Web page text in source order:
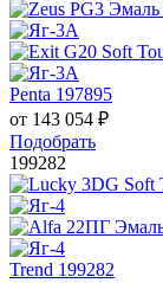
Penta 197895
от 143 054 ₽
Подобрать
199282
Trend 199282